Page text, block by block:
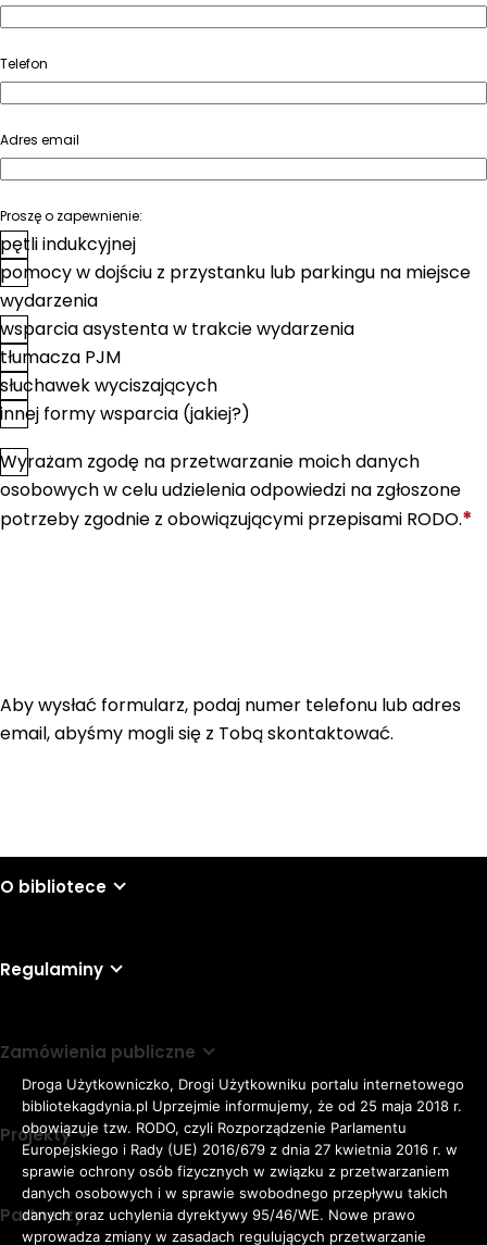
Rozmiar
Telefon
Adres email
Proszę o zapewnienie:
pętli indukcyjnej
pomocy w dojściu z przystanku lub parkingu na miejsce
wydarzenia
wsparcia asystenta w trakcie wydarzenia
tłumacza PJM
słuchawek wyciszających
innej formy wsparcia (jakiej?)
Zgoda*
Wyrażam zgodę na przetwarzanie moich danych
osobowych w celu udzielenia odpowiedzi na zgłoszone
potrzeby zgodnie z obowiązującymi przepisami RODO.*
Aby wysłać formularz, podaj numer telefonu lub adres
email, abyśmy mogli się z Tobą skontaktować.
O bibliotece
Regulaminy
Zamówienia publiczne
Projekty
Partnerzy
Droga Użytkowniczko, Drogi Użytkowniku portalu internetowego
bibliotekagdynia.pl Uprzejmie informujemy, że od 25 maja 2018 r.
obowiązuje tzw. RODO, czyli Rozporządzenie Parlamentu
Europejskiego i Rady (UE) 2016/679 z dnia 27 kwietnia 2016 r. w
sprawie ochrony osób fizycznych w związku z przetwarzaniem
danych osobowych i w sprawie swobodnego przepływu takich
danych oraz uchylenia dyrektywy 95/46/WE. Nowe prawo
wprowadza zmiany w zasadach regulujących przetwarzanie